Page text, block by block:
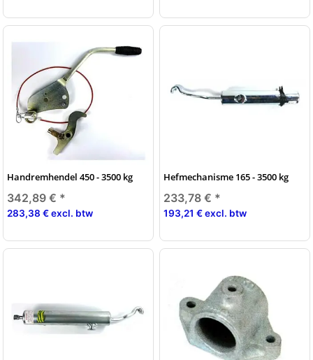
Handremhendel 450 - 3500 kg
342,89 € *
283,38 € excl. btw
Hefmechanisme 165 - 3500 kg
233,78 € *
193,21 € excl. btw